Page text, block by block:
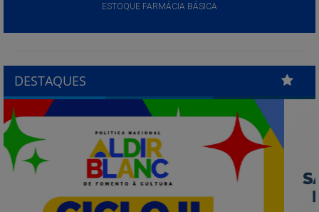
ESTOQUE FARMÁCIA BÁSICA
DESTAQUES